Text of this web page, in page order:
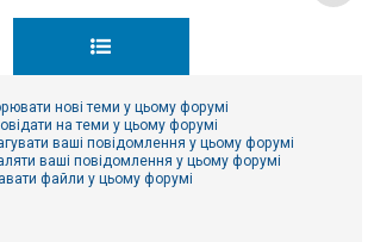
нові теми у цьому форумі
на теми у цьому форумі
ваші повідомлення у цьому форумі
ваші повідомлення у цьому форумі
файли у цьому форумі